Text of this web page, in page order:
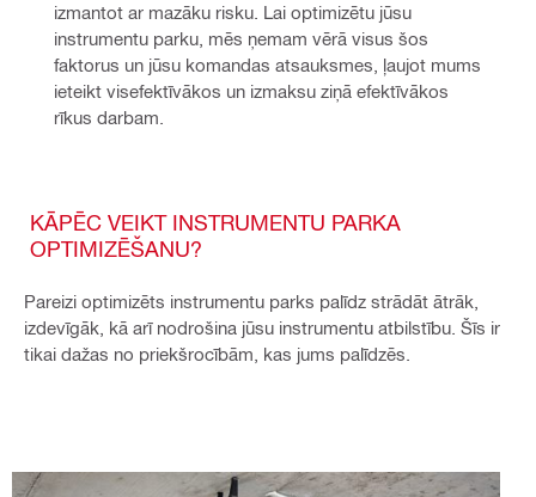
izmantot ar mazāku risku. Lai optimizētu jūsu
instrumentu parku, mēs ņemam vērā visus šos
faktorus un jūsu komandas atsauksmes, ļaujot mums
ieteikt visefektīvākos un izmaksu ziņā efektīvākos
rīkus darbam.
KĀPĒC VEIKT INSTRUMENTU PARKA
OPTIMIZĒŠANU?
Pareizi optimizēts instrumentu parks palīdz strādāt ātrāk,
izdevīgāk, kā arī nodrošina jūsu instrumentu atbilstību. Šīs ir
tikai dažas no priekšrocībām, kas jums palīdzēs.